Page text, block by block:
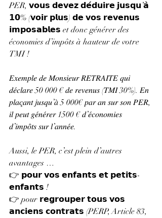
PER, 𝘃𝗼𝘂𝘀 𝗱𝗲𝘃𝗲𝘇 𝗱𝗲́𝗱𝘂𝗶𝗿𝗲 𝗷𝘂𝘀𝗾𝘂’𝗮̀
𝟭𝟬% (𝘃𝗼𝗶𝗿 𝗽𝗹𝘂𝘀) 𝗱𝗲 𝘃𝗼𝘀 𝗿𝗲𝘃𝗲𝗻𝘂𝘀
𝗶𝗺𝗽𝗼𝘀𝗮𝗯𝗹𝗲𝘀 et donc générer des
économies d’impôts à hauteur de votre
TMI !
𝐸𝑥𝑒𝑚𝑝𝑙𝑒 𝑑𝑒 𝑀𝑜𝑛𝑠𝑖𝑒𝑢𝑟 𝑅𝐸𝑇𝑅𝐴𝐼𝑇𝐸 𝑞𝑢𝑖
𝑑𝑒́𝑐𝑙𝑎𝑟𝑒 50 000 € 𝑑𝑒 𝑟𝑒𝑣𝑒𝑛𝑢𝑠 (𝑇𝑀𝐼 30%). 𝐸𝑛
𝑝𝑙𝑎𝑐̧𝑎𝑛𝑡 𝑗𝑢𝑠𝑞𝑢’𝑎̀ 5 000€ 𝑝𝑎𝑟 𝑎𝑛 𝑠𝑢𝑟 𝑠𝑜𝑛 𝑃𝐸𝑅,
𝑖𝑙 𝑝𝑒𝑢𝑡 𝑔𝑒́𝑛𝑒́𝑟𝑒𝑟 1500 € 𝑑’𝑒́𝑐𝑜𝑛𝑜𝑚𝑖𝑒𝑠
𝑑’𝑖𝑚𝑝𝑜̂𝑡𝑠 𝑠𝑢𝑟 𝑙’𝑎𝑛𝑛𝑒́𝑒.
Aussi, le PER, c’est plein d’autres
avantages …
👉 𝗽𝗼𝘂𝗿 𝘃𝗼𝘀 𝗲𝗻𝗳𝗮𝗻𝘁𝘀 𝗲𝘁 𝗽𝗲𝘁𝗶𝘁𝘀-
𝗲𝗻𝗳𝗮𝗻𝘁𝘀 !
👉 pour 𝗿𝗲𝗴𝗿𝗼𝘂𝗽𝗲𝗿 𝘁𝗼𝘂𝘀 𝘃𝗼𝘀
𝗮𝗻𝗰𝗶𝗲𝗻𝘀 𝗰𝗼𝗻𝘁𝗿𝗮𝘁𝘀 (PERP, Article 83,